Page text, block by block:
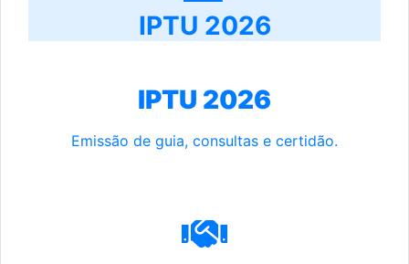
IPTU 2026
IPTU 2026
Emissão de guia, consultas e certidão.